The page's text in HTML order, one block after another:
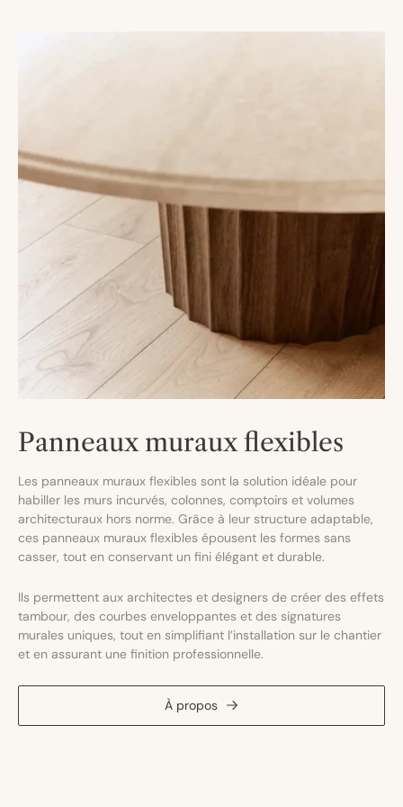
Panneaux muraux flexibles
Les panneaux muraux flexibles sont la solution idéale pour
habiller les murs incurvés, colonnes, comptoirs et volumes
architecturaux hors norme. Grâce à leur structure adaptable,
ces panneaux muraux flexibles épousent les formes sans
casser, tout en conservant un fini élégant et durable.
Ils permettent aux architectes et designers de créer des effets
tambour, des courbes enveloppantes et des signatures
murales uniques, tout en simplifiant l’installation sur le chantier
et en assurant une finition professionnelle.
À propos